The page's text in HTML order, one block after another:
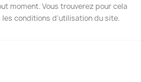
moment. Vous trouverez pour cela
conditions d'utilisation du site.